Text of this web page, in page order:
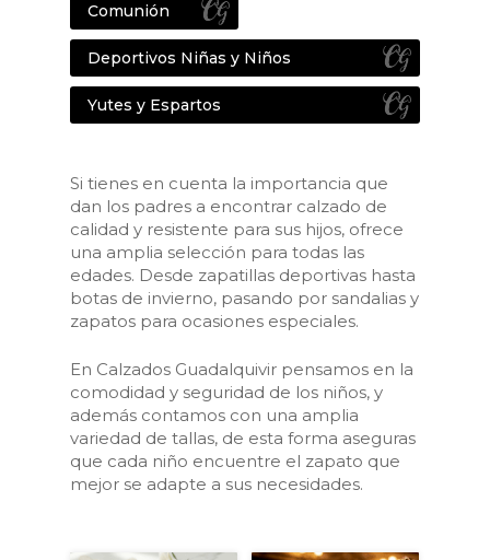
Comunión
Deportivos Niñas y Niños
Yutes y Espartos
Si tienes en cuenta la importancia que
dan los padres a encontrar calzado de
calidad y resistente para sus hijos, ofrece
una amplia selección para todas las
edades. Desde zapatillas deportivas hasta
botas de invierno, pasando por sandalias y
zapatos para ocasiones especiales.
En Calzados Guadalquivir pensamos en la
comodidad y seguridad de los niños, y
además contamos con una amplia
variedad de tallas, de esta forma aseguras
que cada niño encuentre el zapato que
mejor se adapte a sus necesidades.